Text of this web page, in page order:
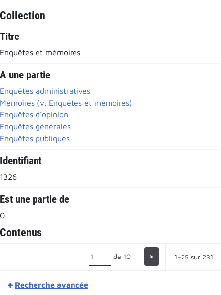
Collection
Titre
Enquêtes et mémoires
A une partie
Enquêtes administratives
Mémoires (v. Enquêtes et mémoires)
Enquêtes d'opinion
Enquêtes générales
Enquêtes publiques
Identifiant
1326
Est une partie de
0
Contenus
de 10 > 1–25 sur 231
Recherche avancée